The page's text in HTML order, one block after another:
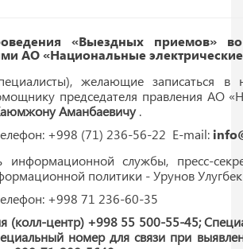
«Выездных приемов»
АО «Национальныеэлектрические
желающие записаться
председателя правления АО
Аманбаевичу.
+998 (71) 236-56-22 E-mail:
информационной службы, пресс-
политики - Урунов
+998 71 236-60-35
(колл-центр) +998 55 500-55-45;
номер для связи при